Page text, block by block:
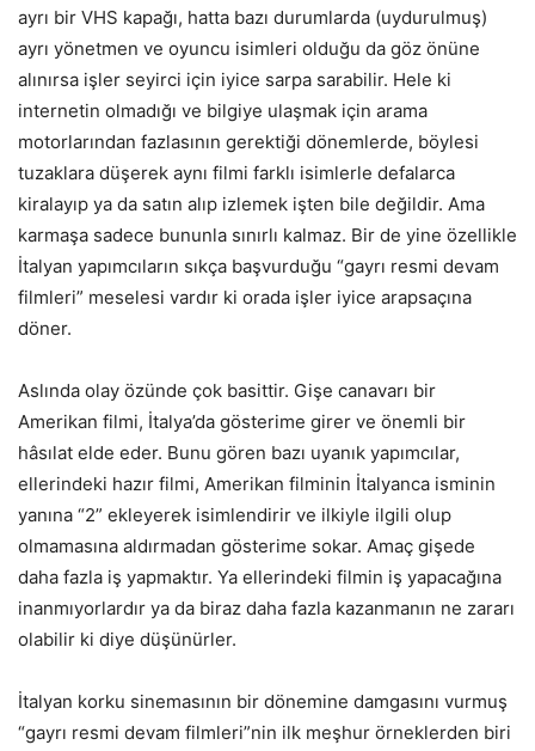
ayrı bir VHS kapağı, hatta bazı durumlarda (uydurulmuş)
ayrı yönetmen ve oyuncu isimleri olduğu da göz önüne
alınırsa işler seyirci için iyice sarpa sarabilir. Hele ki
internetin olmadığı ve bilgiye ulaşmak için arama
motorlarından fazlasının gerektiği dönemlerde, böylesi
tuzaklara düşerek aynı filmi farklı isimlerle defalarca
kiralayıp ya da satın alıp izlemek işten bile değildir. Ama
karmaşa sadece bununla sınırlı kalmaz. Bir de yine özellikle
İtalyan yapımcıların sıkça başvurduğu “gayrı resmi devam
filmleri” meselesi vardır ki orada işler iyice arapsaçına
döner.
Aslında olay özünde çok basittir. Gişe canavarı bir
Amerikan filmi, İtalya’da gösterime girer ve önemli bir
hâsılat elde eder. Bunu gören bazı uyanık yapımcılar,
ellerindeki hazır filmi, Amerikan filminin İtalyanca isminin
yanına “2” ekleyerek isimlendirir ve ilkiyle ilgili olup
olmamasına aldırmadan gösterime sokar. Amaç gişede
daha fazla iş yapmaktır. Ya ellerindeki filmin iş yapacağına
inanmıyorlardır ya da biraz daha fazla kazanmanın ne zararı
olabilir ki diye düşünürler.
İtalyan korku sinemasının bir dönemine damgasını vurmuş
“gayrı resmi devam filmleri”nin ilk meşhur örneklerden biri